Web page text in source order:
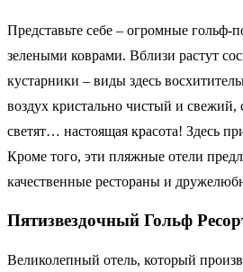
Представьте себе – огромные
зелеными коврами. Вблизи растут
кустарники – виды здесь
воздух кристально чистый и свежий,
светят… настоящая красота! Здесь
Кроме того, эти пляжные отели
качественные рестораны и
Пятизвездочный Гольф
Великолепный отель, который